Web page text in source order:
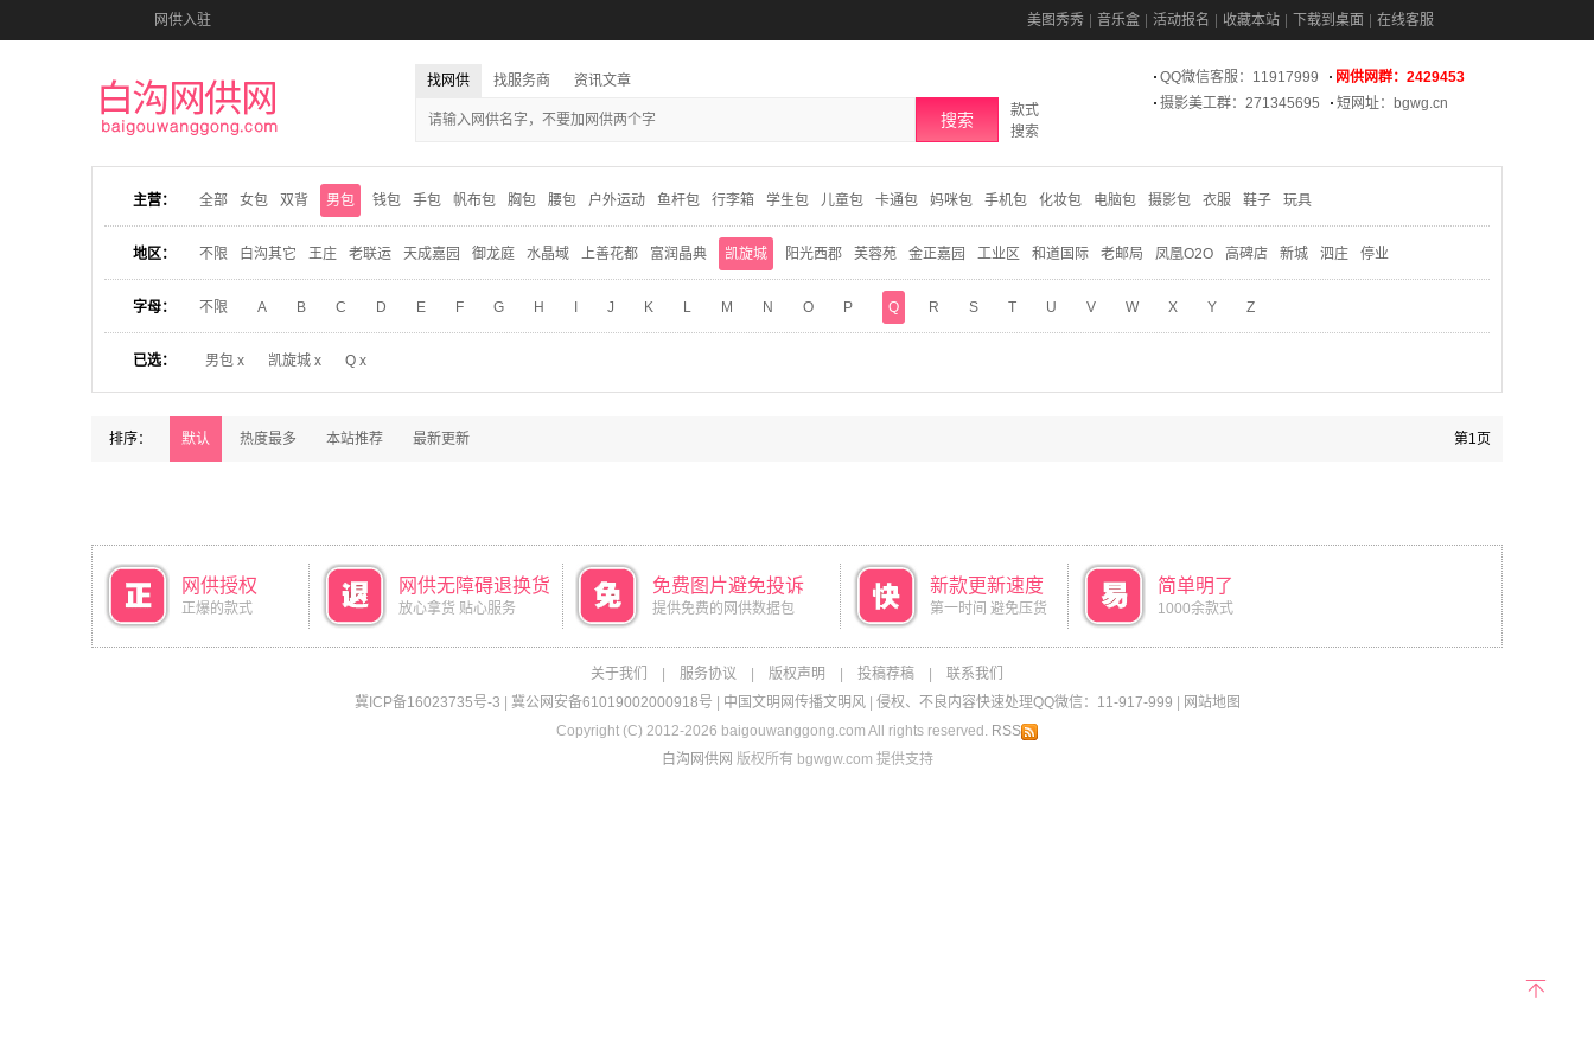
网供入驻 美图秀秀 音乐盒 活动报名 收藏本站 下载到桌面 在线客服
找网供 找服务商 资讯文章
搜索
款式
搜索
QQ微信客服：11917999
网供网群：2429453
摄影美工群：271345695
短网址：bgwg.cn
主营： 全部 女包 双背 男包 钱包 手包 帆布包 胸包 腰包 户外运动 鱼杆包 行李箱 学生包 儿童包 卡通包 妈咪包 手机包 化妆包 电脑包 摄影包 衣服 鞋子 玩具
地区： 不限 白沟其它 王庄 老联运 天成嘉园 御龙庭 水晶域 上善花都 富润晶典 凯旋城 阳光西郡 芙蓉苑 金正嘉园 工业区 和道国际 老邮局 凤凰O2O 高碑店 新城 泗庄 停业
字母： 不限 A B C D E F G H J K L M N O P Q R S T U V W X Y Z
已选： 男包 x 凯旋城 x Q x
排序： 默认 热度最多 本站推荐 最新更新 第1页
网供授权
正爆的款式
网供无障碍退换货
放心拿货 贴心服务
免费图片避免投诉
提供免费的网供数据包
新款更新速度
第一时间 避免压货
简单明了
1000余款式
关于我们 服务协议 版权声明 投稿荐稿
联系我们
冀ICP备16023735号-3
冀公网安备61019002000918号 中国文明网传播文明风| 侵权、不良内容快速处理QQ微信：11-917-999
网站地图
Copyright (C) 2012-2026 baigouwanggong.com All rights reserved. RSS
白沟网供网 版权所有 bgwgw.com 提供支持